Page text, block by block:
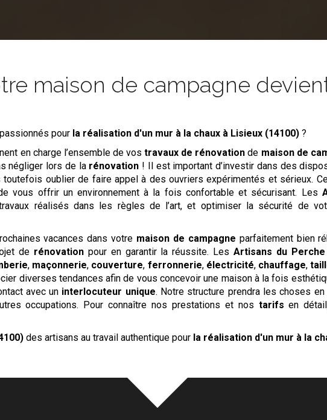
maison de campagne
pour la réalisation d'un mur à la chaux à Lisieux (14100) ?
en charge l’ensemble de vostravaux de rénovation de maison de
négliger lors de la rénovation ! Il est important d’investir dans des
toutefois oublier de faire appel à des ouvriers expérimentés et sérieux.
vous offrir un environnement à la fois confortable et sécurisant. Les
réalisés dans les règles de l’art, et optimiser la sécurité de
vacances dans votre maison de campagne parfaitement bien
de rénovation pour en garantir la réussite. Les Artisans du Perche
, maçonnerie, couverture, ferronnerie, électricité, chauffage,
diverses tendances afin de vous concevoir une maison à la fois
avec un interlocuteur unique. Notre structure prendra les choses
occupations. Pour connaître nos prestations et nos tarifs en
des artisans au travail authentique pour la réalisation d'un mur à la